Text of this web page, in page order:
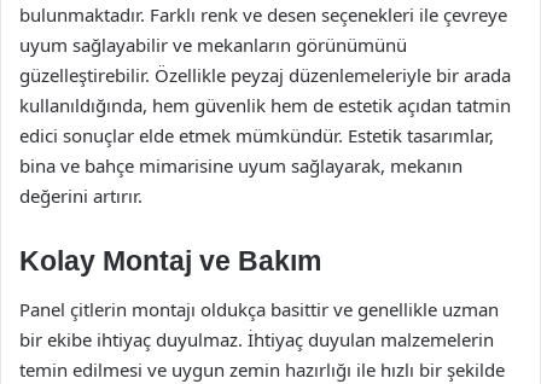
bulunmaktadır. Farklı renk ve desen seçenekleri ile çevreye
uyum sağlayabilir ve mekanların görünümünü
güzelleştirebilir. Özellikle peyzaj düzenlemeleriyle bir arada
kullanıldığında, hem güvenlik hem de estetik açıdan tatmin
edici sonuçlar elde etmek mümkündür. Estetik tasarımlar,
bina ve bahçe mimarisine uyum sağlayarak, mekanın
değerini artırır.
Kolay Montaj ve Bakım
Panel çitlerin montajı oldukça basittir ve genellikle uzman
bir ekibe ihtiyaç duyulmaz. İhtiyaç duyulan malzemelerin
temin edilmesi ve uygun zemin hazırlığı ile hızlı bir şekilde